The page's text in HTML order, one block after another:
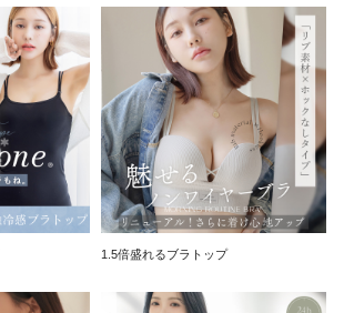
1.5倍盛れるブラトップ